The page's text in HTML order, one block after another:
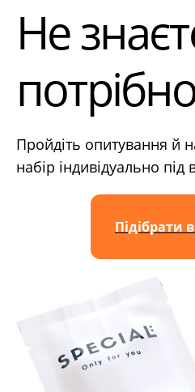
Не
Пройдіть опитування й
набір індивідуально під
Підібрати